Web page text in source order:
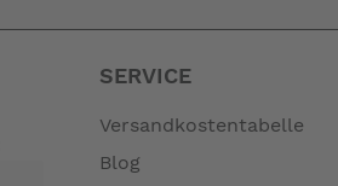
SERVICE
Versandkostentabelle
Blog